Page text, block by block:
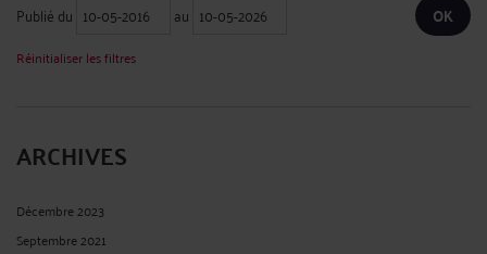
Publié du au
Réinitialiser les filtres
ARCHIVES
Décembre 2023
Septembre 2021